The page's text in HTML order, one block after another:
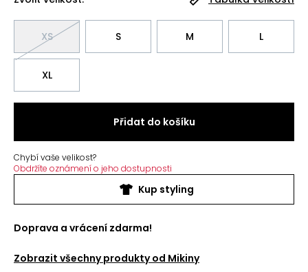
XS S M L
XL
Přidat do košíku
Chybí vaše velikost?
Obdržíte oznámení o jeho dostupnosti
Kup styling
Doprava a vrácení zdarma!
Zobrazit všechny produkty od Mikiny